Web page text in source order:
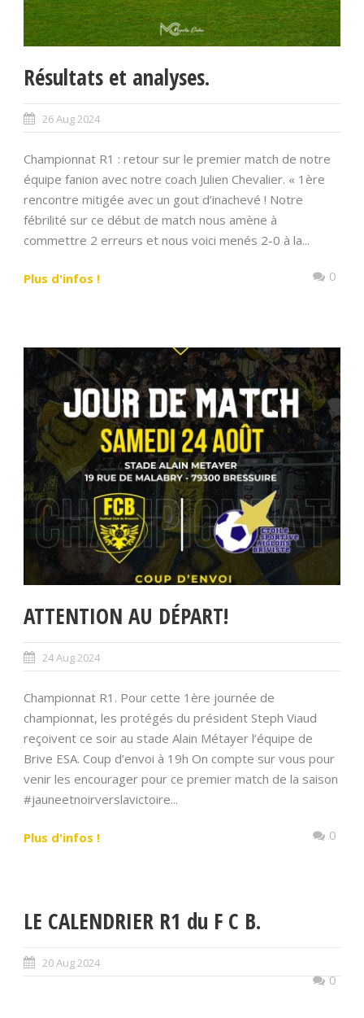
Résultats et analyses.
26 Aug 2024
Championnat R1 : retour sur le premier match de notre
équipe fanion avec notre coach Julien Chevalier. « 1ère
rencontre mitigée avec un gout d’inachevé ! Notre
fébrilité sur ce début de match nous amène à
commettre 2 erreurs et nous voici menés 2-0 à la...
Plus d'infos ! 0
ATTENTION AU DÉPART!
24 Aug 2024
Championnat R1. Pour cette 1ère journée de
championnat, les protégés du président Steph Viaud
reçoivent ce soir au stade Alain Métayer l’équipe de
Brive ESA. Coup d’envoi à 19h On compte sur vous pour
venir les encourager pour ce premier match de la saison
#jauneetnoirverslavictoire...
Plus d'infos ! 0
LE CALENDRIER R1 du F C B.
20 Aug 2024
0